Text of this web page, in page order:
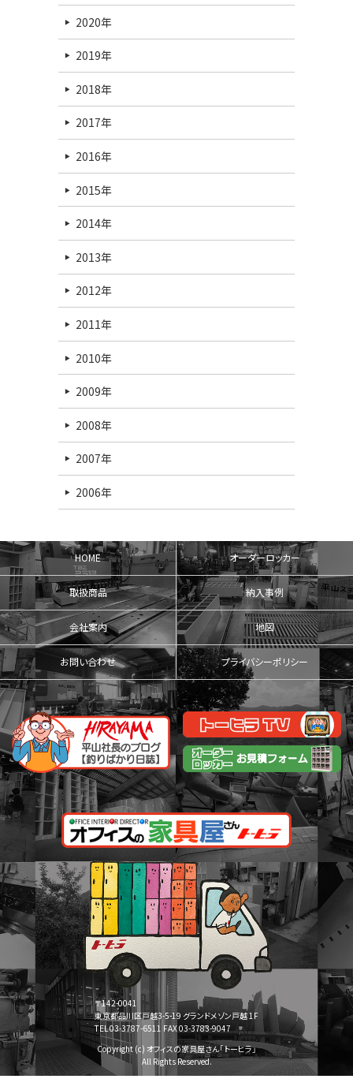
2020年
2019年
2018年
2017年
2016年
2015年
2014年
2013年
2012年
2011年
2010年
2009年
2008年
2007年
2006年
HOME オーダーロッカー
取扱商品 納入事例
会社案内 地図
お問い合わせ プライバシーポリシー
〒142-0041
東京都品川区戸越3-5-19 グランドメゾン戸越 1F
TEL 03-3787-6511 FAX 03-3783-9047
Copyright (c) オフィスの家具屋さん「トーヒラ」
All Rights Reserved.